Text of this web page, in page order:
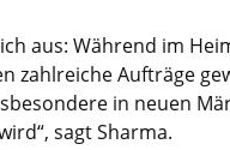
aus: Während im
Aufträge
in neuen
sagt Sharma.